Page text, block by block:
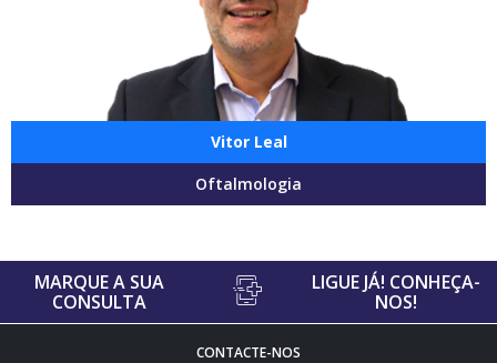
Vitor Leal
Oftalmologia
MARQUE A SUA
CONSULTA
LIGUE JÁ! CONHEÇA-
NOS!
CONTACTE-NOS